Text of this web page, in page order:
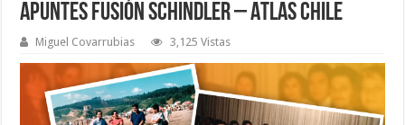
Apuntes Fusión Schindler – Atlas Chile
Miguel Covarrubias 3,125 Vistas